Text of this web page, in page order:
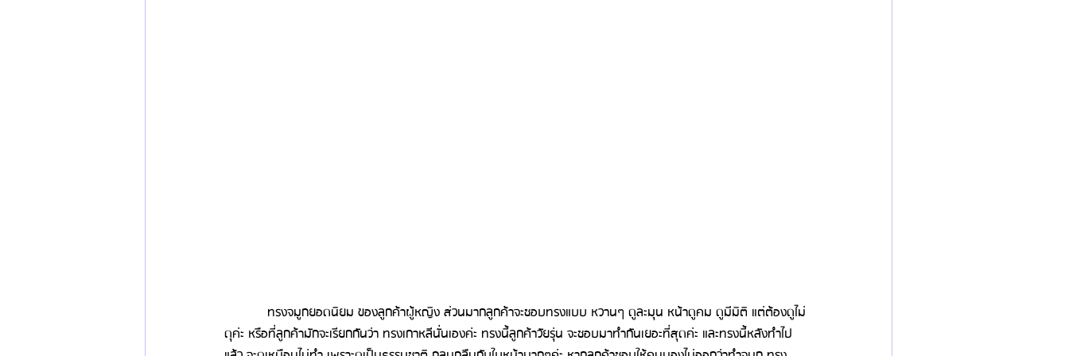
ทรงจมูกยอดนิยม ของลูกค้าผู้หญิง ส่วนมากลูกค้าจะชอบทรงแบบ หวานๆ ดูละมุน หน้าดูคม ดูมีมิติ แต่ต้องดูไม่
ดุค่ะ หรือที่ลูกค้ามักจะเรียกกันว่า ทรงเกาหลีนั่นเองค่ะ ทรงนี้ลูกค้าวัยรุ่น จะชอบมาทำกันเยอะที่สุดค่ะ และทรงนี้หลังทำไป